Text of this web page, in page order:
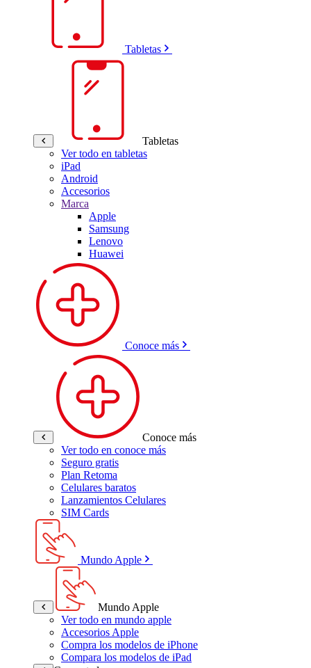
Tabletas
Tabletas
Ver todo en tabletas
iPad
Android
Accesorios
Marca
Apple
Samsung
Lenovo
Huawei
Conoce más
Conoce más
Ver todo en conoce más
Seguro gratis
Plan Retoma
Celulares baratos
Lanzamientos Celulares
SIM Cards
Mundo Apple
Mundo Apple
Ver todo en mundo apple
Accesorios Apple
Compra los modelos de iPhone
Compara los modelos de iPad